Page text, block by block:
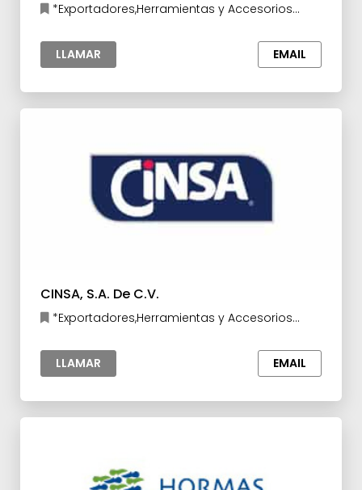
*Exportadores,Herramientas y Accesorios
Industria
LLAMAR
EMAIL
CINSA, S.A. De C.V.
*Exportadores,Herramientas y Accesorios
LLAMAR
EMAIL